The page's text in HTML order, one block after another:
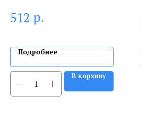
512 р.
Подробнее
В корзину